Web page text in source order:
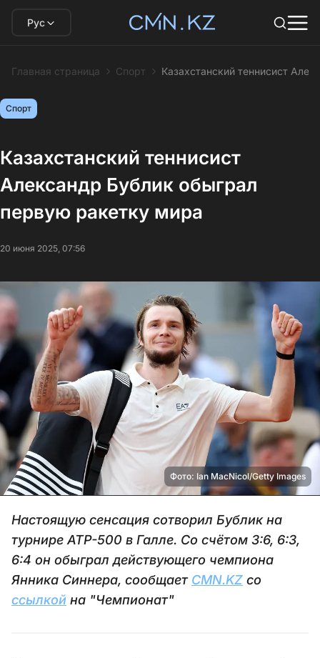
Рус
Главная страница Спорт Казахстанский теннисист
Спорт
Казахстанский теннисист
Александр Бублик обыграл
первую ракетку мира
20 июня 2025, 07:56
Фото: Ian MacNicol/Getty Images
Настоящую сенсация сотворил Бублик на
турнире ATP-500 в Галле. Со счётом 3:6, 6:3,
6:4 он обыграл действующего чемпиона
Янника Синнера, сообщает CMN.KZ со
ссылкой на "Чемпионат"